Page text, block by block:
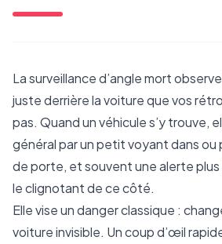
La surveillance d’angle mort
juste derrière la voiture que vos
pas. Quand un véhicule s’y trouve,
général par un petit voyant dans ou
de porte, et souvent une alerte
le clignotant de ce côté.
Elle vise un danger classique :
voiture invisible. Un coup d’œil